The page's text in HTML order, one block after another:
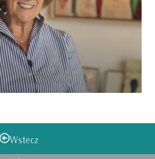
Wstecz